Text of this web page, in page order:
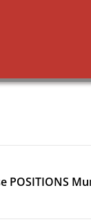
POSITIONS